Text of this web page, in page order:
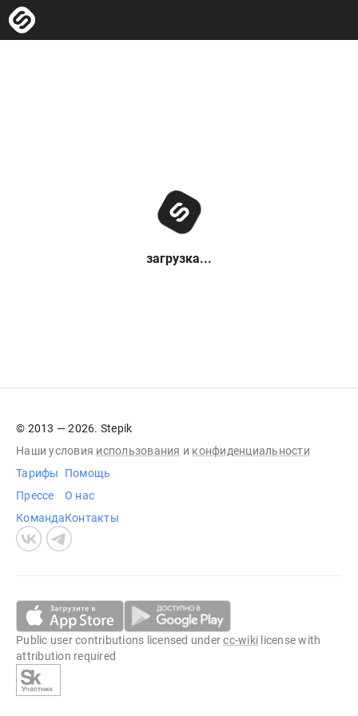
загрузка...
© 2013 — 2026. Stepik
Наши условия использования и конфиденциальности
Тарифы
Прессе
Команда
Помощь
О нас
Контакты
Public user contributions licensed undercc-wiki license with
attribution required